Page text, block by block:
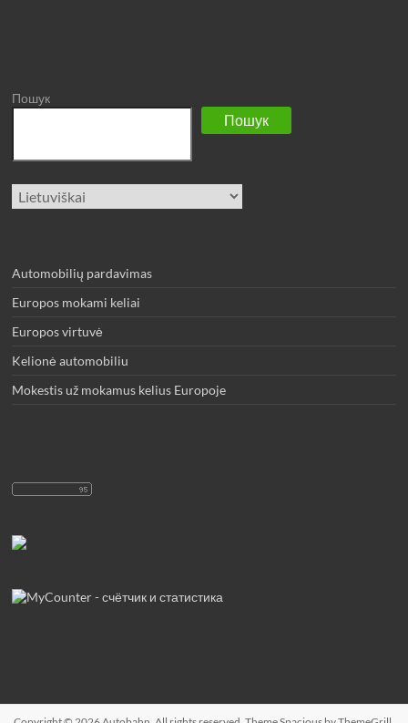
Пошук
Пошук
Pasirinkite
kalbą
Automobilių pardavimas
Europos mokami keliai
Europos virtuvė
Kelionė automobiliu
Mokestis už mokamus kelius Europoje